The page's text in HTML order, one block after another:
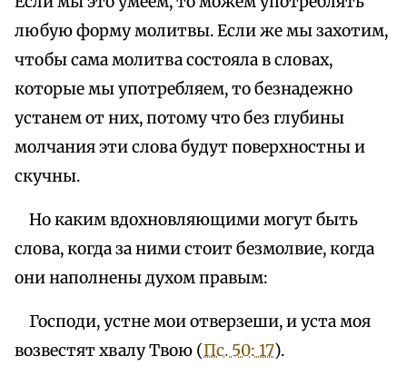
любую форму молитвы. Если же мы захотим,
чтобы сама молитва состояла в словах,
которые мы употребляем, то безнадежно
устанем от них, потому что без глубины
молчания эти слова будут поверхностны и
скучны.
Но каким вдохновляющими могут быть
слова, когда за ними стоит безмолвие, когда
они наполнены духом правым:
Господи, устне мои отверзеши, и уста моя
возвестят хвалу Твою (Пс. 50: 17).